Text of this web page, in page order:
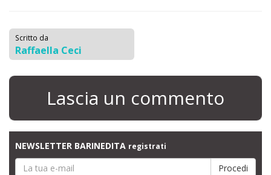
Scritto da
Raffaella Ceci
Lascia un commento
NEWSLETTER BARINEDITA registrati